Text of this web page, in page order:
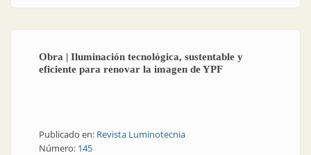
Obra | Iluminación tecnológica, sustentable y
eficiente para renovar la imagen de YPF
Publicado en: Revista Luminotecnia
Número: 145